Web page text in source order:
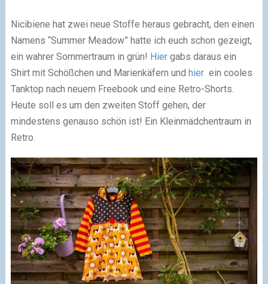
Nicibiene hat zwei neue Stoffe heraus gebracht, den einen
Namens “Summer Meadow” hatte ich euch schon gezeigt,
ein wahrer Sommertraum in grün! Hiergabs daraus ein
Shirt mit Schößchen und Marienkäfern und hier ein cooles
Tanktop nach neuem Freebook und eine Retro-Shorts.
Heute soll es um den zweiten Stoff gehen, der
mindestens genauso schön ist! Ein Kleinmädchentraum in
Retro.